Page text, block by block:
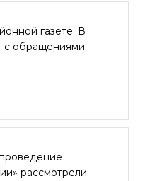
газете: В
с обращениями
рассмотрели